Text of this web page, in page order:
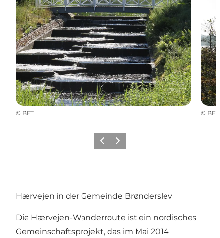
© BET © BET
ZurückWeiter
Hærvejen in der Gemeinde Brønderslev
Die Hærvejen-Wanderroute ist ein nordisches
Gemeinschaftsprojekt, das im Mai 2014